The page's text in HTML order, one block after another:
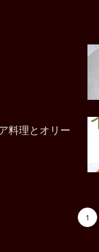
料理とオリー
1